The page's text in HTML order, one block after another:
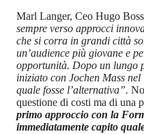
Marl Langer, Ceo Hugo
sempre verso approcci
che si corra in grandi città
un’audience più giovane e
opportunità. Dopo un lungo
iniziato con Jochen Mass
quale fosse l’alternativa”.
questione di costi ma di una
primo approccio con la
immediatamente capito